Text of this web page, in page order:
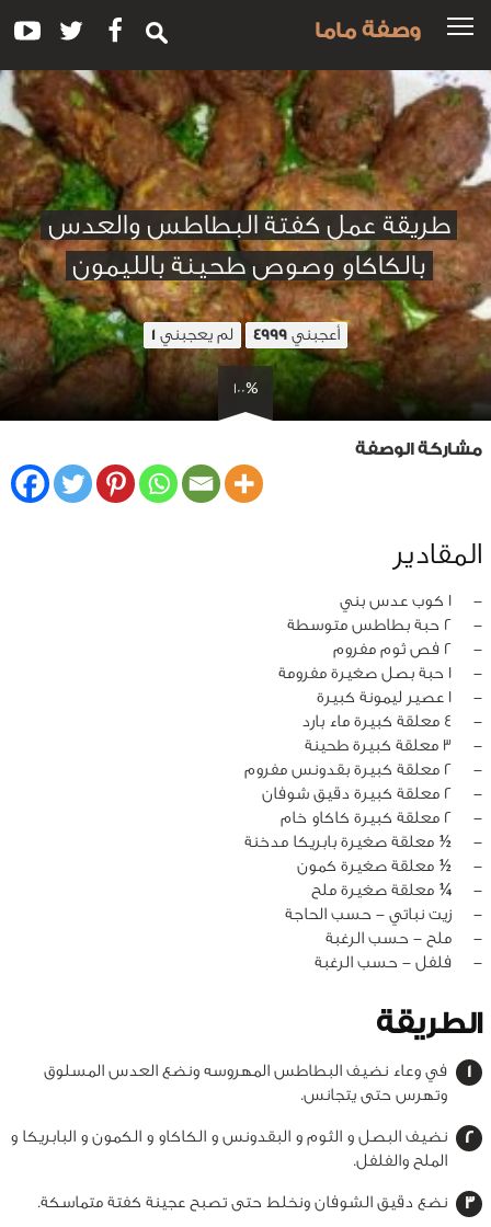
وصفة ماما
طريقة عمل كفتة البطاطس والعدس
بالكاكاو وصوص طحينة بالليمون
أعجبني 4999 لم يعجبني 1
100%
مشاركة الوصفة
المقادير
‏-
1 كوب عدس بني
‏-
2 حبة بطاطس متوسطة
‏-
2 فص ثوم مفروم
‏-
1 حبة بصل صغيرة مفرومة
‏-
1 عصير ليمونة كبيرة
‏-
4 معلقة كبيرة ماء بارد
‏-
3 معلقة كبيرة طحينة
‏-
2 معلقة كبيرة بقدونس مفروم
‏-
2 معلقة كبيرة دقيق شوفان
‏-
2 معلقة كبيرة كاكاو خام
‏-
½ معلقة صغيرة بابريكا مدخنة
‏-
½ معلقة صغيرة كمون
‏-
¼ معلقة صغيرة ملح
‏-
زيت نباتي - حسب الحاجة
‏-
ملح - حسب الرغبة
‏-
فلفل - حسب الرغبة
الطريقة
في وعاء نضيف البطاطس المهروسه ونضع العدس المسلوق
وتهرس حتى يتجانس.
نضيف البصل و الثوم و البقدونس و الكاكاو و الكمون و البابريكا و
الملح والفلفل.
نضع دقيق الشوفان ونخلط حتى تصبح عجينة كفتة متماسكة.